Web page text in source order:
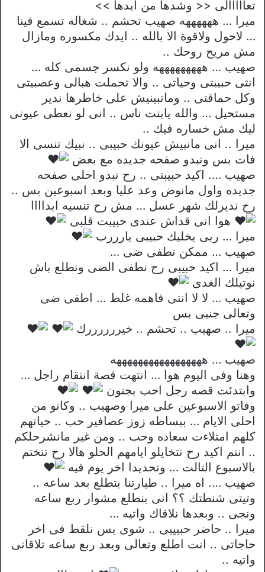
تعااااالى << وشدها من ايدها >>
ميرا … ههههههه صهيب تحشم .. شغاله تسمع فينا
… لاحول ولاقوة الا بالله .. ايدك مكسوره ومازال
مش مريح روحك ..
صهيب … هههههههههه ولو نكسر جسمى كله …
انتى حبيبتى وحياتى .. والا تحملت هبالى وعصبيتى
وكل حماقتى .. وماتبينيش على خاطرها ندير
مستحيل … والله يابنت ناس .. انى لو نعطى عيونى
ليك مش خساره فيك ..
ميرا .. انى مانبيش عيونك حبيبى .. نبيك تنسى الا
فات بس ونبدو صفحه جديده مع بعض
صهيب …. اكيد حبيبتى .. رح نبدو احلى صفحه
جديده واول مانوض وعد عليا وبعد اسبوعين بس ..
رح نديرلك شهر عسل … مش رح تنسيه ابداااا
هوا انى قداش عندى حبيبت قلبى
ميرا … ربى يخليك حبيبى يارررب
صهيب … ممكن تطفى ضى …
ميرا … اكيد حبيبى رح نطفى الضى ونطلع باش
نوتيلك الغدى
صهيب … لا لا انتى فاهمه غلط … اطفى ضى
وتعالى جنبى بس
ميرا .. صهيب .. تحشم .. خيررررررك
صهيب … هههههههههههههههههه
وهنا وفى اليوم هوا … انتهت قصة انتقام راجل …
وابتدئت قصه رجل احب بجنون
وفاتو الاسبوعين على ميرا وصهيب .. وكانو من
احلى الايام … ببساطه زوز عصافير حب .. حياتهم
كلهم امتلاءت سعاده وحب .. ومن غير مانشرحلكم
.. انتم اكيد رح تتخايلو ايامهم الحلو هالا رح تنختم
بالاسبوع التالت … وتحديدا اخر يوم فيه
صهيب …. اه ميرا .. طيارتنا بتطلع بعد ساعه ..
وتيتى شنطتك ؟؟ انى بنطلع مشوار ربع ساعه
ونجى .. وبعدها نلاقاك واتيه …
ميرا .. حاضر حبييبى .. شوى بس نلقط فى اخر
حاجاتى .. انت اطلع وتعالى وبعد ربع ساعه تلاقانى
واتيه ..